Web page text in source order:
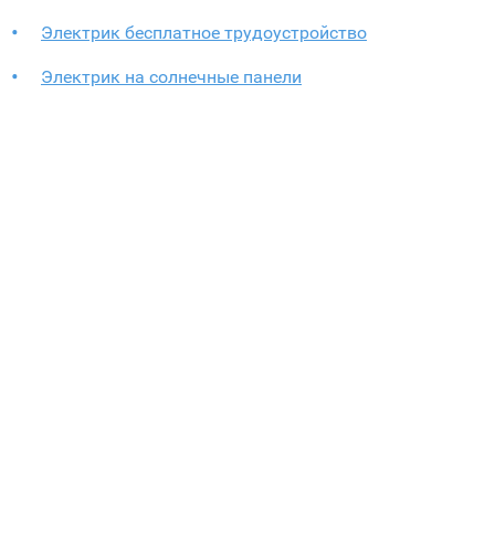
Электрик бесплатное трудоустройство
Электрик на солнечные панели